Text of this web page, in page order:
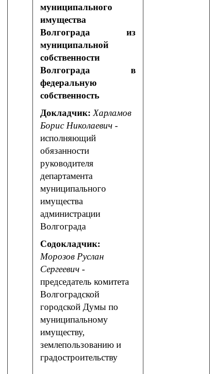
муниципального
имущества
Волгограда из
муниципальной
собственности
Волгограда в
федеральную
собственность
Докладчик: Харламов
Борис Николаевич -
исполняющий
обязанности
руководителя
департамента
муниципального
имущества
администрации
Волгограда
Содокладчик:
Морозов Руслан
Сергеевич -
председатель комитета
Волгоградской
городской Думы по
муниципальному
имуществу,
землепользованию и
градостроительству